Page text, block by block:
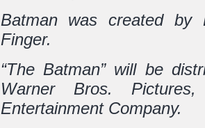
Batman was created by
Finger.
“The Batman” will be
Warner Bros.
Entertainment Company.